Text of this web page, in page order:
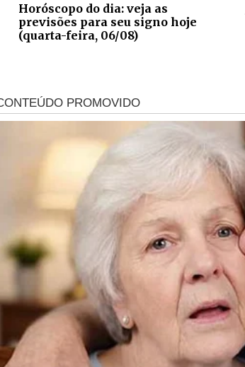
Horóscopo do dia: veja as
previsões para seu signo hoje
(quarta-feira, 06/08)